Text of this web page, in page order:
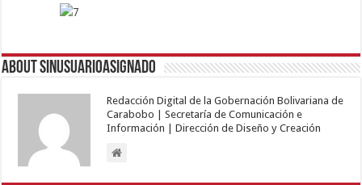
About sinusuarioasignado
Redacción Digital de la Gobernación Bolivariana de
Carabobo | Secretaría de Comunicación e
Información | Dirección de Diseño y Creación